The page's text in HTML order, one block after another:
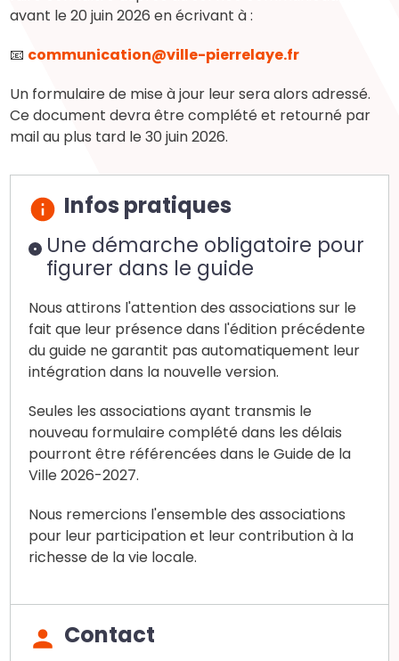
avant le 20 juin 2026 en écrivant à :
📧 communication@ville-pierrelaye.fr
Un formulaire de mise à jour leur sera alors adressé.
Ce document devra être complété et retourné par
mail au plus tard le 30 juin 2026.
Infos pratiques
Une démarche obligatoire pour
figurer dans le guide
Nous attirons l'attention des associations sur le
fait que leur présence dans l'édition précédente
du guide ne garantit pas automatiquement leur
intégration dans la nouvelle version.
Seules les associations ayant transmis le
nouveau formulaire complété dans les délais
pourront être référencées dans le Guide de la
Ville 2026-2027.
Nous remercions l'ensemble des associations
pour leur participation et leur contribution à la
richesse de la vie locale.
Contact